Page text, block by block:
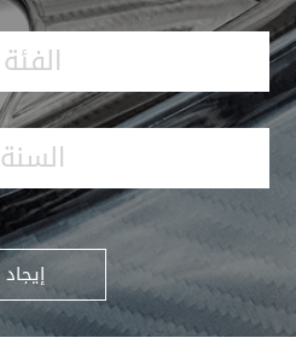
الفئة
السنة
إيجاد